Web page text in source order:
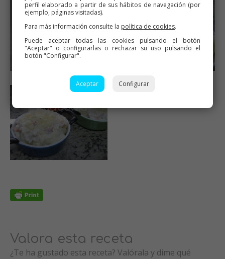
Valora esta receta
¿Te ha gustado esta receta? Valórala y dime qué
perfil elaborado a partir de sus hábitos de navegación (por
ejemplo, páginas visitadas).
Para más información consulte la política de cookies.
Puede aceptar todas las cookies pulsando el botón
"Aceptar" o configurarlas o rechazar su uso pulsando el
botón "Configurar".
Aceptar Configurar